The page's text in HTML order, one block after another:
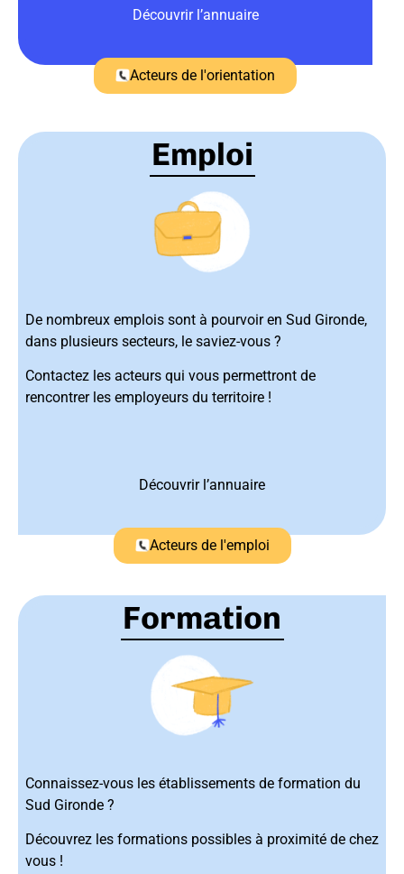
Découvrir l’annuaire
Acteurs de l'orientation
Emploi
De nombreux emplois sont à pourvoir en Sud Gironde,
dans plusieurs secteurs, le saviez-vous ?
Contactez les acteurs qui vous permettront de
rencontrer les employeurs du territoire !
Découvrir l’annuaire
Acteurs de l'emploi
Formation
Connaissez-vous les établissements de formation du
Sud Gironde ?
Découvrez les formations possibles à proximité de chez
vous !